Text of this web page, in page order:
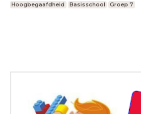
Hoogbegaafdheid Basisschool Groep 7